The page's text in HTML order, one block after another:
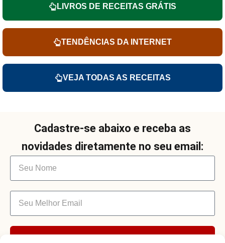
LIVROS DE RECEITAS GRÁTIS
TENDÊNCIAS DA INTERNET
VEJA TODAS AS RECEITAS
Cadastre-se abaixo e receba as
novidades diretamente no seu email: